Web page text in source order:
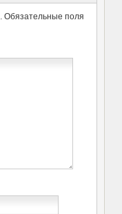
Обязательные поля